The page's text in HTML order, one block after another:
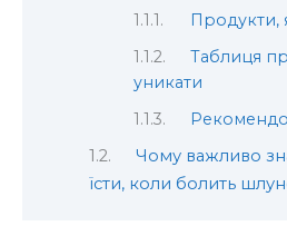
Продукти,
Таблиця
уникати
Чому важливо
їсти, коли болить